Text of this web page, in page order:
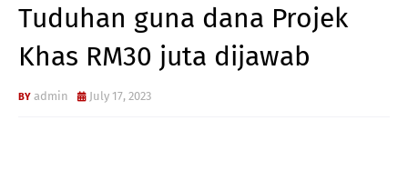
Tuduhan guna dana Projek
Khas RM30 juta dijawab
admin July 17, 2023